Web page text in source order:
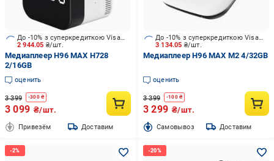
2 944.05 ₴/шт.
До -10% з суперкредиткою Visa Вигода
Медиаплеер H96 MAX H728
2/16GB
оценить
3 399 -300₴
3 099 ₴/шт.
Привезём Доставим
3 134.05 ₴/шт.
До -10% з суперкредиткою Visa Вигода
Медиаплеер H96 MAX M2 4/32GB
оценить
3 399 -100₴
3 299 ₴/шт.
Cамовывоз Доставим